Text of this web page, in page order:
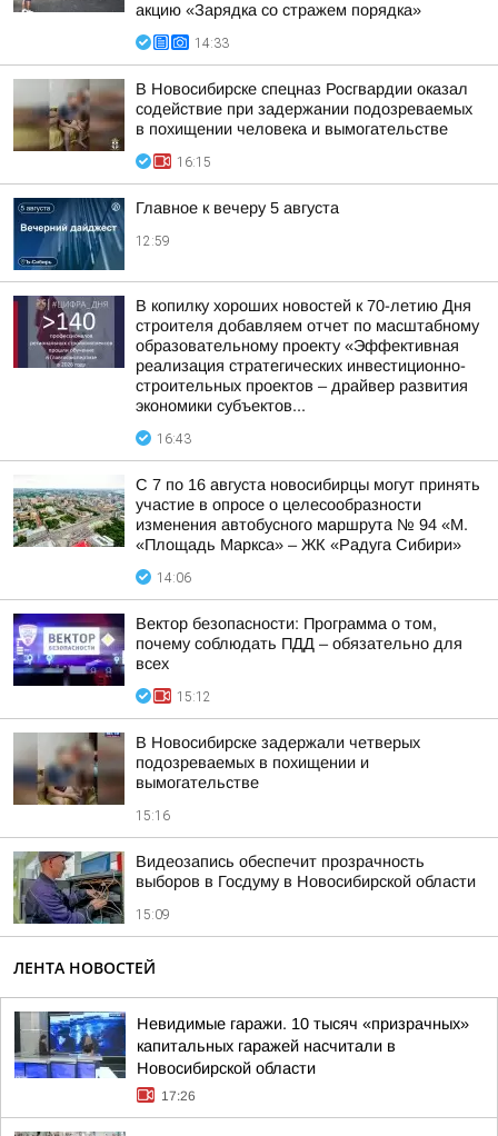
акцию «Зарядка со стражем порядка»
14:33
В Новосибирске спецназ Росгвардии оказал
содействие при задержании подозреваемых
в похищении человека и вымогательстве
16:15
Главное к вечеру 5 августа
12:59
В копилку хороших новостей к 70-летию Дня
строителя добавляем отчет по масштабному
образовательному проекту «Эффективная
реализация стратегических инвестиционно-
строительных проектов – драйвер развития
экономики субъектов...
16:43
С 7 по 16 августа новосибирцы могут принять
участие в опросе о целесообразности
изменения автобусного маршрута № 94 «М.
«Площадь Маркса» – ЖК «Радуга Сибири»
14:06
Вектор безопасности: Программа о том,
почему соблюдать ПДД – обязательно для
всех
15:12
В Новосибирске задержали четверых
подозреваемых в похищении и
вымогательстве
15:16
Видеозапись обеспечит прозрачность
выборов в Госдуму в Новосибирской области
15:09
ЛЕНТА НОВОСТЕЙ
Невидимые гаражи. 10 тысяч «призрачных»
капитальных гаражей насчитали в
Новосибирской области
17:26